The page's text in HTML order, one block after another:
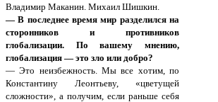
Владимир Маканин. Михаил Шишкин.
— В последнее время мир разделился на
сторонников и противников
глобализации. По вашему мнению,
глобализация — это зло или добро?
— Это неизбежность. Мы все хотим, по
Константину Леонтьеву, «цветущей
сложности», а получим, если раньше себя